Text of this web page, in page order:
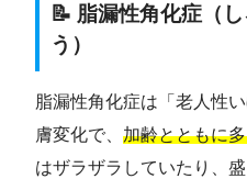
📝 脂漏性角化症（
う）
脂漏性角化症は「老人性
膚変化で、 加齢とともに
はザラザラしていたり、